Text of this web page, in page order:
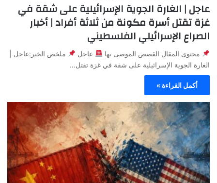
عاجل | الغارة الجوية الإسرائيلية على شقة في
غزة تقتل أسرة مكونة من ثلاثة أفراد | أخبار
الصراع الإسرائيلي الفلسطيني
محتوى المقال القصص الموصى بها عاجل
ملخص الخبر:عاجل |
الغارة الجوية الإسرائيلية على شقة في غزة تقتل…
أكمل القراءة »